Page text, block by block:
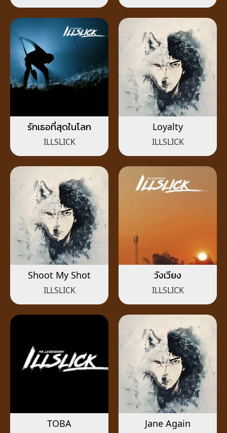
รักเธอที่สุดในโลก
ILLSLICK
Loyalty
ILLSLICK
Shoot My Shot
ILLSLICK
วังเวียง
ILLSLICK
TOBA Jane Again